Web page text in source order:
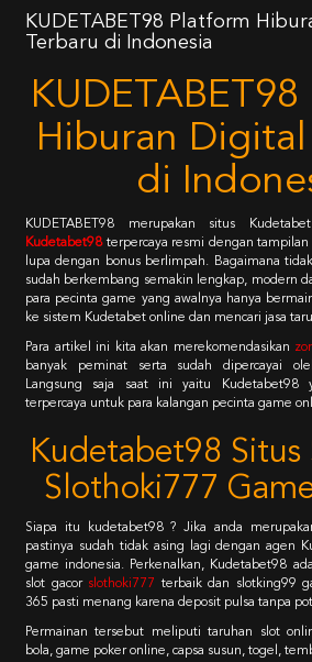
KUDETABET98 Platform
Terbaru di Indonesia
Hiburan
di
KUDETABET98 merupakan situs
Kudetabet98terpercaya resmi dengan
lupa dengan bonus berlimpah. Bagaimana
sudah berkembang semakin lengkap, modern
para pecinta game yang awalnya hanya
ke sistem Kudetabet online dan mencari jasa
Para artikel ini kita akan merekomendasikan
banyak peminat serta sudah dipercayai
Langsung saja saat ini yaitu Kudetabet98
terpercaya untuk para kalangan pecinta game
Kudetabet98 Situs
Slothoki777
Siapa itu kudetabet98 ? Jika anda
pastinya sudah tidak asing lagi dengan agen
game indonesia. Perkenalkan, Kudetabet98
slot gacor slothoki777 terbaik dan slotking99
365 pasti menang karena deposit pulsa tanpa
Permainan tersebut meliputi taruhan slot
bola, game poker online, capsa susun, togel,